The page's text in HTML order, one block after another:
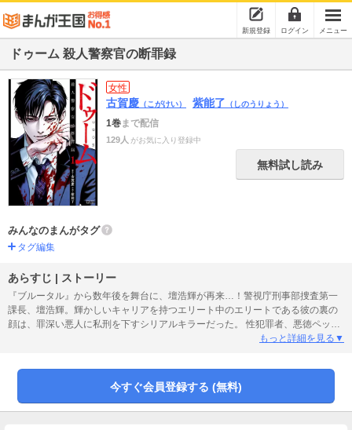
新規登録 ログイン メニュー
ドゥーム 殺人警察官の断罪録
女性
古賀慶 （こがけい） 紫能了 （しのうりょう）
1巻まで配信
129人 がお気に入り登録中
無料試し読み
みんなのまんがタグ
タグ編集
あらすじ | ストーリー
『ブルータル』から数年後を舞台に、壇浩輝が再来…！警視庁刑事部捜査第一
課長、壇浩輝。輝かしいキャリアを持つエリート中のエリートである彼の裏の
顔は、罪深い悪人に私刑を下すシリアルキラーだった。 性犯罪者、悪徳ペット
ブリーダー、ひき逃げ大学教授…。法で裁けぬ悪人を、趣味の拷問で絶望に陥
もっと詳細を見る▼
今すぐ会員登録する (無料)